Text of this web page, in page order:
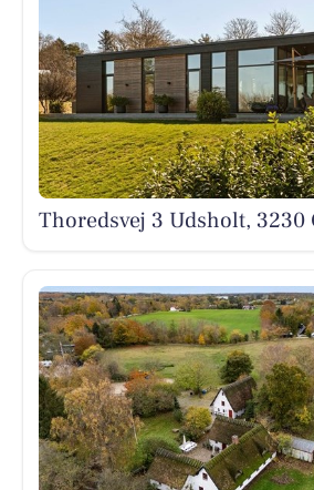
Thoredsvej 3 Udsholt, 3230